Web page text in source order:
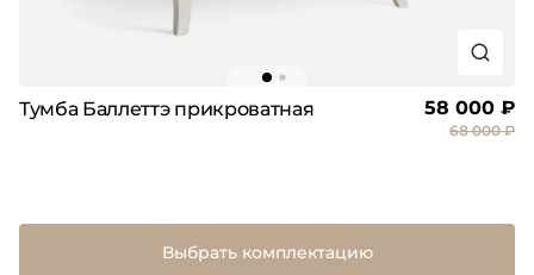
Тумба Баллеттэ прикроватная 58 000 ₽
68 000 ₽
Выбрать комплектацию